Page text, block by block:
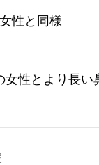
性と同様
女性とより長い